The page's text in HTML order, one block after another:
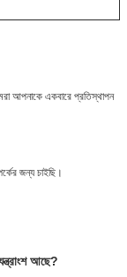
আপনাকে একবারে প্রতিস্থাপন
জন্য চাইছি।
আছে?